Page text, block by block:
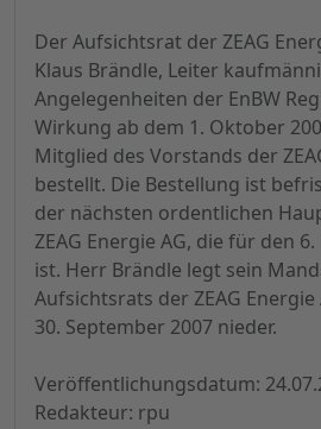
Der Aufsichtsrat der ZEAG
Klaus Brändle, Leiter
Angelegenheiten der EnBW
Wirkung ab dem 1. Oktober
Mitglied des Vorstands der
bestellt. Die Bestellung ist
der nächsten ordentlichen
ZEAG Energie AG, die für den
ist. Herr Brändle legt sein
Aufsichtsrats der ZEAG
30. September 2007 nieder.
Veröffentlichungsdatum:
Redakteur: rpu